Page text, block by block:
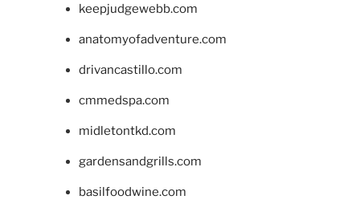
keepjudgewebb.com
anatomyofadventure.com
drivancastillo.com
cmmedspa.com
midletontkd.com
gardensandgrills.com
basilfoodwine.com